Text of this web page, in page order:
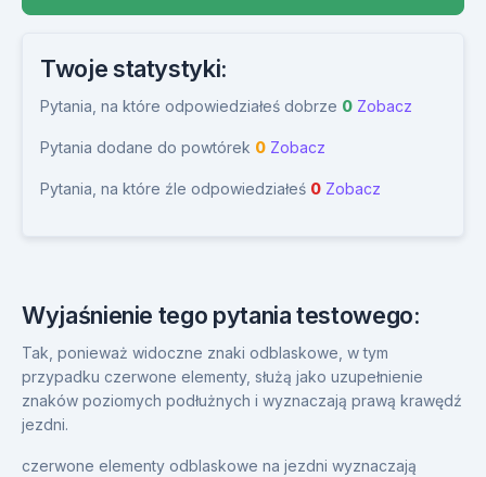
Twoje statystyki:
Pytania, na które odpowiedziałeś dobrze 0 Zobacz
Pytania dodane do powtórek 0 Zobacz
Pytania, na które źle odpowiedziałeś 0 Zobacz
Wyjaśnienie tego pytania testowego:
Tak, ponieważ widoczne znaki odblaskowe, w tym
przypadku czerwone elementy, służą jako uzupełnienie
znaków poziomych podłużnych i wyznaczają prawą krawędź
jezdni.
czerwone elementy odblaskowe na jezdni wyznaczają